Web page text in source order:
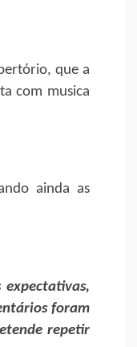
que a
com musica
ainda as
foram
repetir